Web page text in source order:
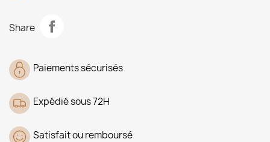
Share
Paiements sécurisés
Expédié sous 72H
Satisfait ou remboursé